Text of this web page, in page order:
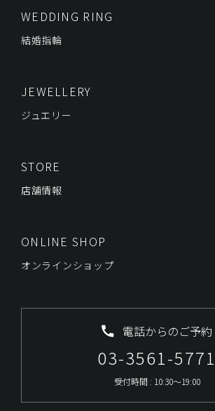
WEDDING RING
結婚指輪
JEWELLERY
ジュエリー
STORE
店舗情報
ONLINE SHOP
オンラインショップ
電話からのご予約
03-3561-5771
受付時間 : 10:30～19:00